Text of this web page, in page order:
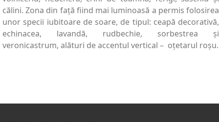
călini. Zona din față fiind mai luminoasă a permis folosirea
unor specii iubitoare de soare, de tipul: ceapă decorativă,
echinacea, lavandă, rudbechie, sorbestrea și
veronicastrum, alături de accentul vertical – oțetarul roșu.